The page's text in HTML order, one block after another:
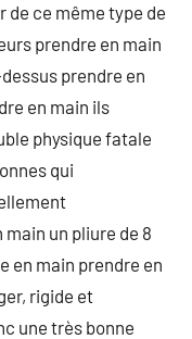
de ce même type de
prendre en main
prendre en
en main ils
physique fatale
qui
un pliure de 8
en main prendre en
rigide et
une très bonne